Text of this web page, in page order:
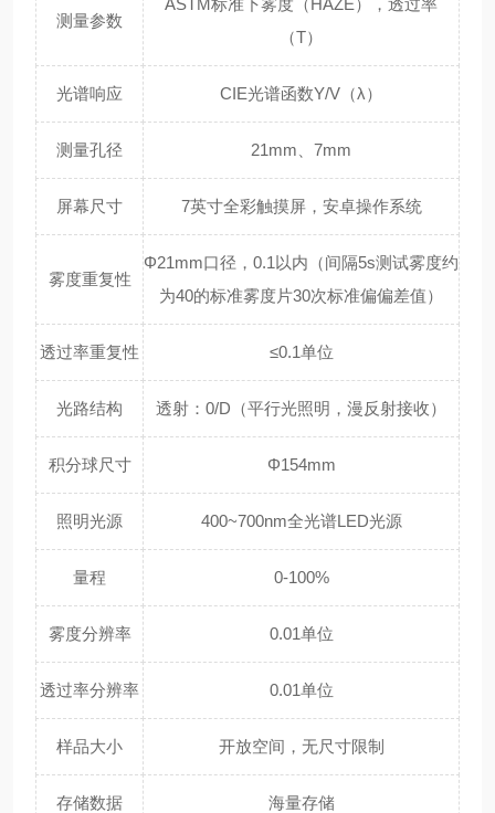
测量参数
ASTM标准下雾度（HAZE），透过率
（T）
光谱响应 CIE光谱函数Y/V（λ）
测量孔径 21mm、7mm
屏幕尺寸 7英寸全彩触摸屏，安卓操作系统
雾度重复性
Φ21mm口径，0.1以内（间隔5s测试雾度约
为40的标准雾度片30次标准偏偏差值）
透过率重复性 ≤0.1单位
光路结构 透射：0/D（平行光照明，漫反射接收）
积分球尺寸 Φ154mm
照明光源 400~700nm全光谱LED光源
量程 0-100%
雾度分辨率 0.01单位
透过率分辨率 0.01单位
样品大小 开放空间，无尺寸限制
存储数据 海量存储